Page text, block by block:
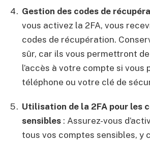
Gestion des codes de
vous activez la 2FA, vous
codes de récupération.
sûr, car ils vous permettront
l’accès à votre compte si vous
téléphone ou votre clé de
Utilisation de la 2FA pour les
sensibles : Assurez-vous
tous vos comptes sensibles, y